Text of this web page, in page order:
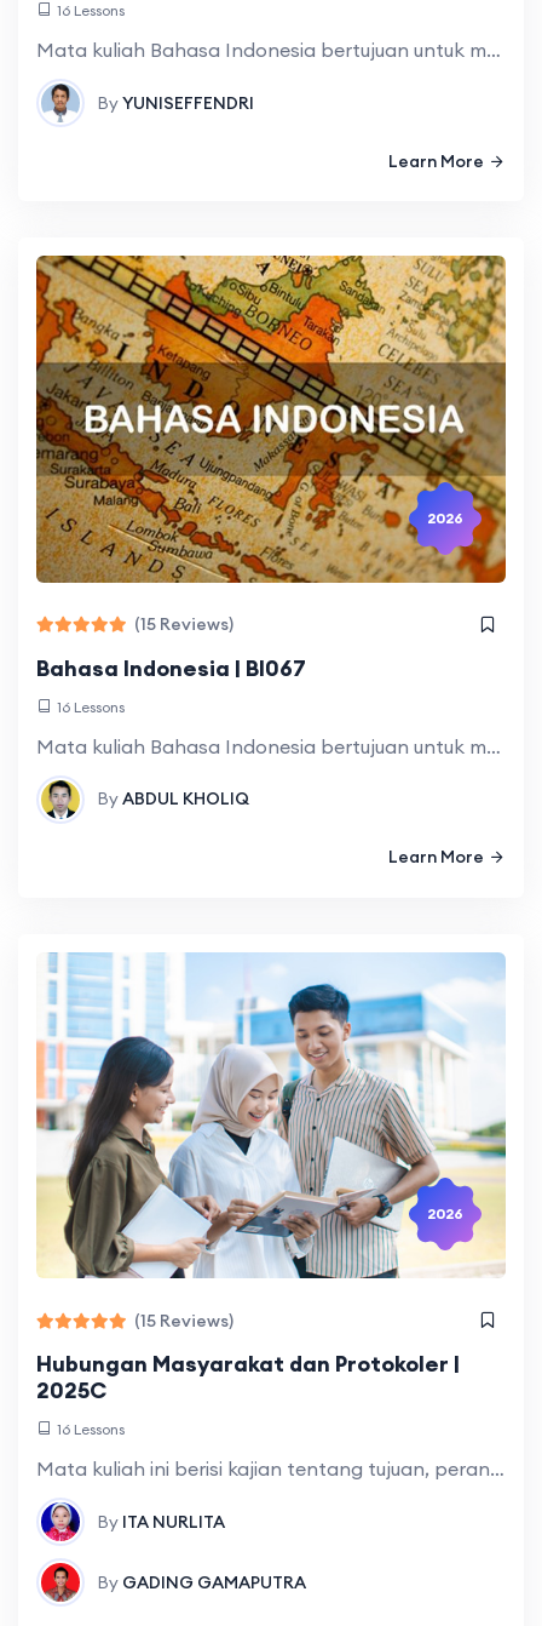
16 Lessons
Mata kuliah Bahasa Indonesia bertujuan untuk meningkatkan kemampuan mahasiswa dalam berbahasa Indonesia secara lisan dan tulis, sesuai dengan aturan kebahasaan dan konteks; meningkatkan keterampilan akademis
ByYUNISEFFENDRI
Learn More
2026
(15 Reviews)
Bahasa Indonesia | BI067
16 Lessons
Mata kuliah Bahasa Indonesia bertujuan untuk meningkatkan kemampuan mahasiswa dalam berbahasa Indonesia secara lisan dan tulis, sesuai dengan aturan kebahasaan dan konteks; meningkatkan keterampilan akademis
ByABDUL KHOLIQ
Learn More
2026
(15 Reviews)
Hubungan Masyarakat dan Protokoler |
2025C
16 Lessons
Mata kuliah ini berisi kajian tentang tujuan, perananan, internal dan eksternal, media publikasi, etika dan bentuk praktek kegiatan, protokoler Hubungan Masyarakat (Humas) dan praktek konferensi
By ITA NURLITA
By GADING GAMAPUTRA